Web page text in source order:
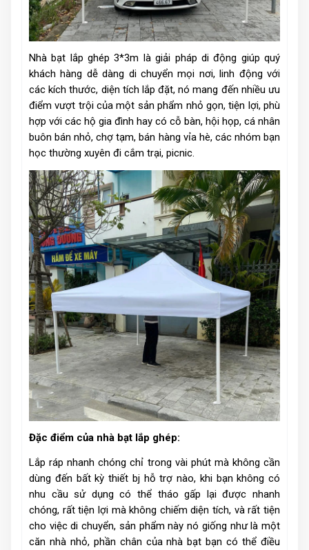
Nhà bạt lắp ghép 3*3m là giải pháp di động giúp quý
khách hàng dễ dàng di chuyển mọi nơi, linh động với
các kích thước, diện tích lắp đặt, nó mang đến nhiều ưu
điểm vượt trội của một sản phẩm nhỏ gọn, tiện lợi, phù
hợp với các hộ gia đình hay có cỗ bàn, hội họp, cá nhân
buôn bán nhỏ, chợ tạm, bán hàng vỉa hè, các nhóm bạn
học thường xuyên đi cắm trại, picnic.
Đặc điểm của nhà bạt lắp ghép:
Lắp ráp nhanh chóng chỉ trong vài phút mà không cần
dùng đến bất kỳ thiết bj hỗ trợ nào, khi bạn không có
nhu cầu sử dụng có thể tháo gấp lại được nhanh
chóng, rất tiện lợi mà không chiếm diện tích, và rất tiện
cho việc di chuyển, sản phẩm này nó giống như là một
căn nhà nhỏ, phần chân của nhà bạt bạn có thể điều